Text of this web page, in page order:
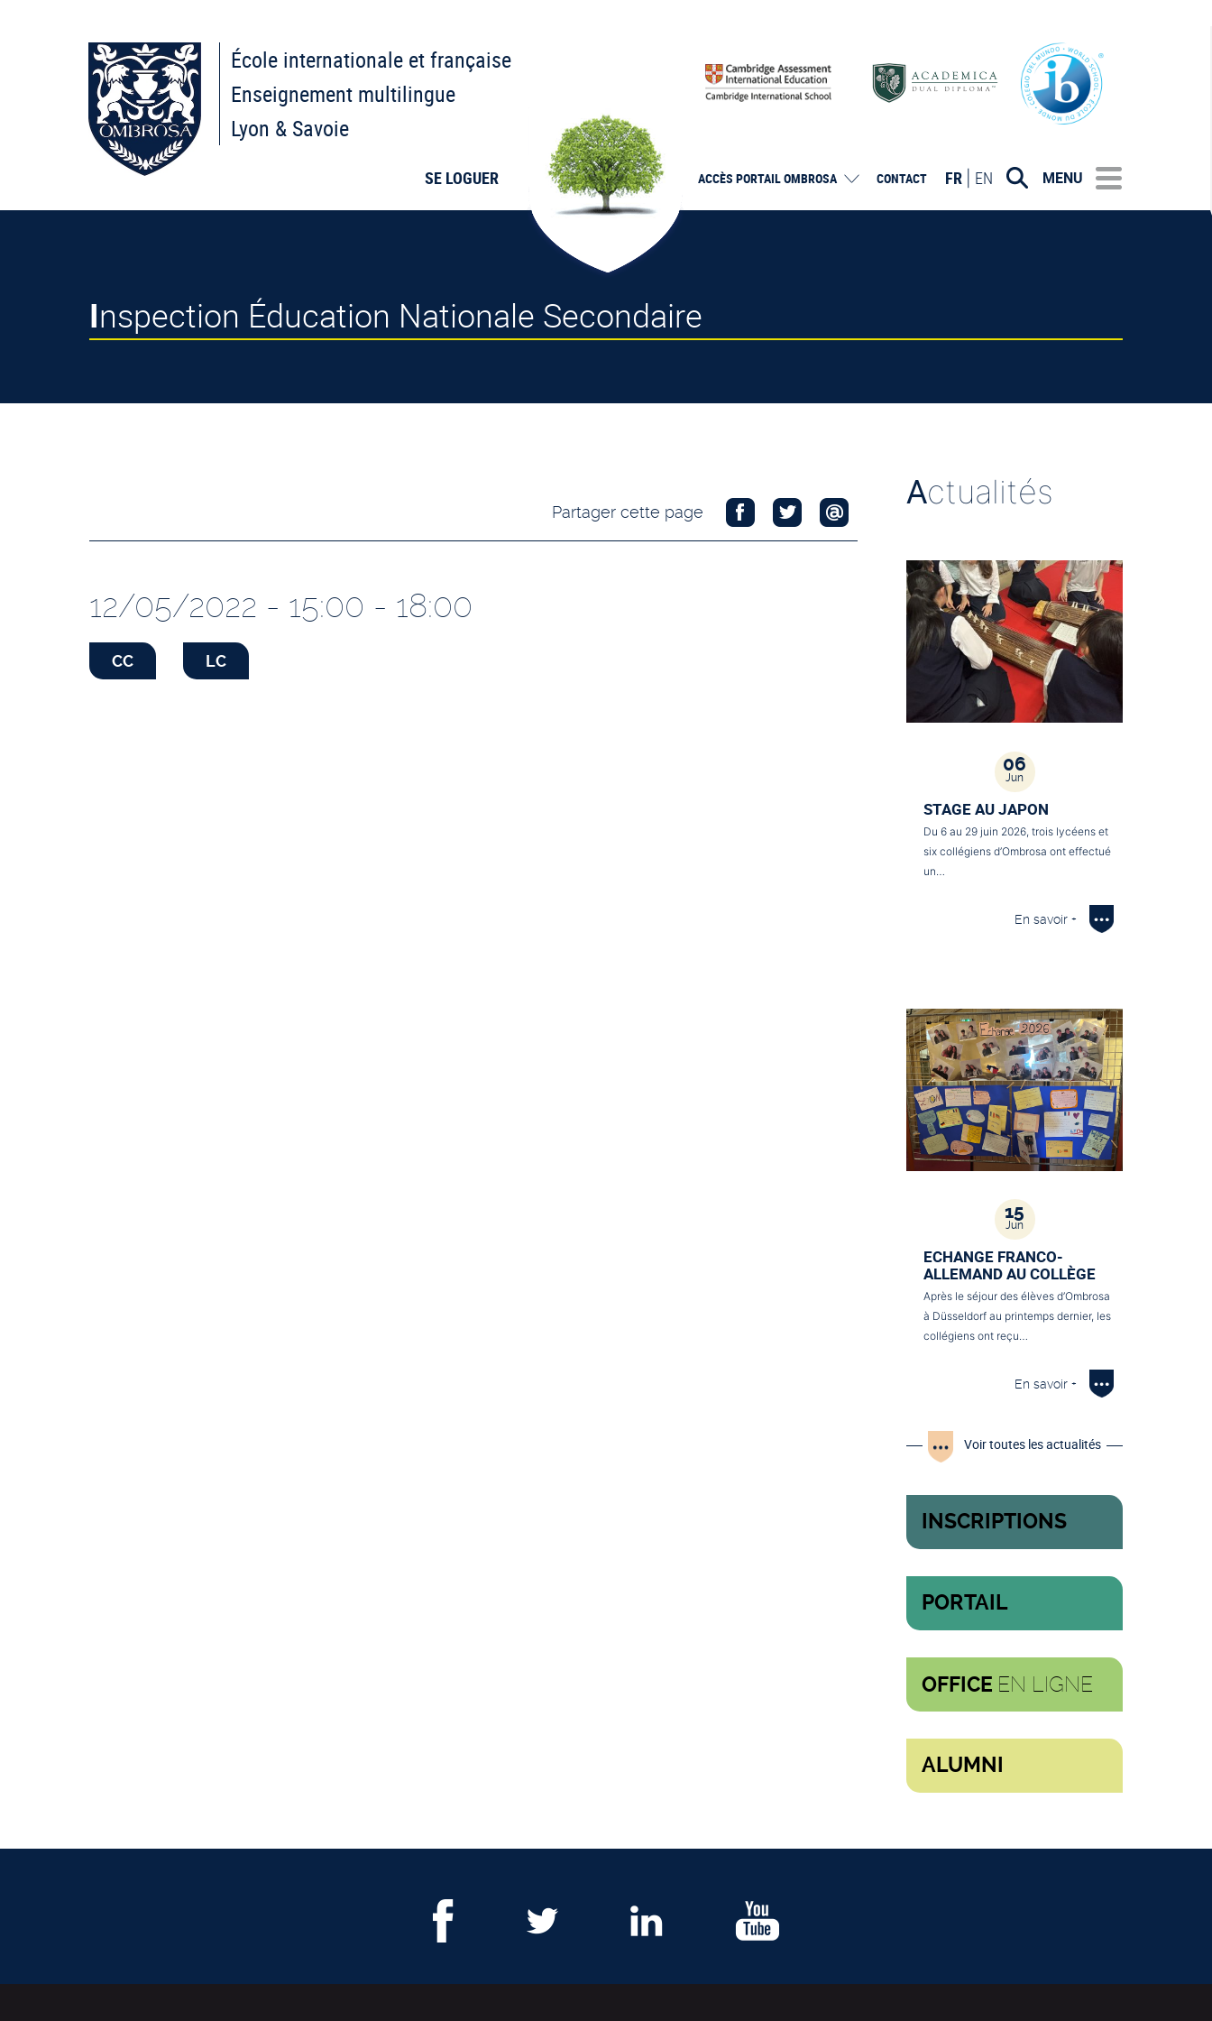
École internationale et française
Enseignement multilingue
Lyon & Savoie
SE LOGUER ACCÈS PORTAILOMBROSA CONTACT FR EN MENU
Inspection Éducation Nationale Secondaire
Partager cette page
12/05/2022 - 15:00 - 18:00
CC LC
Actualités
06
Jun
STAGE AU JAPON
Du 6 au 29 juin 2026, trois lycéens et
six collégiens d’Ombrosa ont effectué
un…
En savoir +
15
Jun
ECHANGE FRANCO-
ALLEMAND AU COLLÈGE
Après le séjour des élèves d’Ombrosa
à Düsseldorf au printemps dernier, les
collégiens ont reçu…
En savoir +
Voir toutes les actualités
INSCRIPTIONS
PORTAIL
OFFICE EN LIGNE
ALUMNI